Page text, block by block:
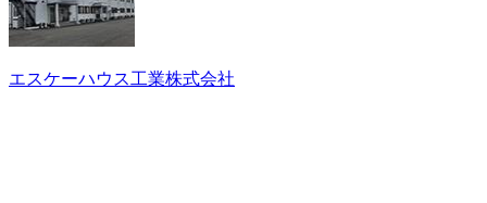
エスケーハウス工業株式会社